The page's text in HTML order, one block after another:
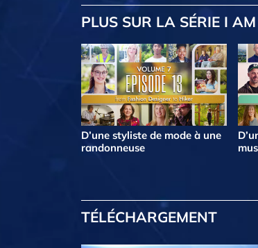
PLUS SUR LA SÉRIE I
D’une styliste de mode à une
randonneuse
TÉLÉCHARGEMENT